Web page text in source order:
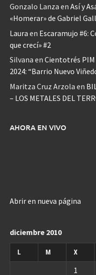
Gonzalo Lanza en Así y
«Homerar» de Gabriel
Laura en Escaramujo #6:
que crecí» #2
Silvana en Cientotrés
2024: “Barrio Nuevo
Maritza Cruz Arzola en
– LOS METALES DEL
AHORA EN VIVO
Abrir en nueva página
diciembre 2010
L M X
1